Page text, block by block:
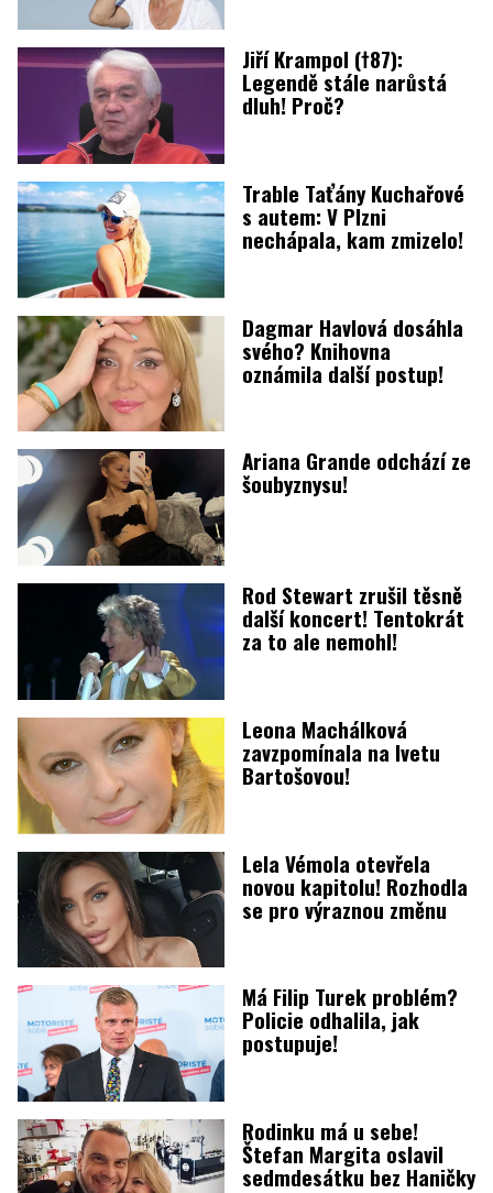
Jiří Krampol (†87):
Legendě stále narůstá
dluh! Proč?
Trable Taťány Kuchařové
s autem: V Plzni
nechápala, kam zmizelo!
Dagmar Havlová dosáhla
svého? Knihovna
oznámila další postup!
Ariana Grande odchází ze
šoubyznysu!
Rod Stewart zrušil těsně
další koncert! Tentokrát
za to ale nemohl!
Leona Machálková
zavzpomínala na Ivetu
Bartošovou!
Lela Vémola otevřela
novou kapitolu! Rozhodla
se pro výraznou změnu
Má Filip Turek problém?
Policie odhalila, jak
postupuje!
Rodinku má u sebe!
Štefan Margita oslavil
sedmdesátku bez Haničky